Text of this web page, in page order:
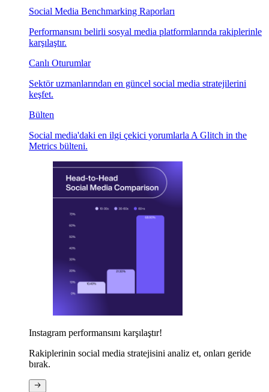
Social Media Benchmarking Raporları
Performansını belirli sosyal media platformlarında rakiplerinle
karşılaştır.
Canlı Oturumlar
Sektör uzmanlarından en güncel social media stratejilerini
keşfet.
Bülten
Social media'daki en ilgi çekici yorumlarla A Glitch in the
Metrics bülteni.
Instagram performansını karşılaştır!
Rakiplerinin social media stratejisini analiz et, onları geride
bırak.